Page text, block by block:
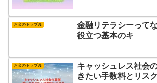
お金のトラブル
金融リテラシーって
役立つ基本のキ
お金のトラブル
キャッシュレス社会
きたい手数料とリスク